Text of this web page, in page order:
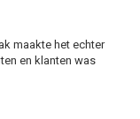
maakte het echter
en klanten was